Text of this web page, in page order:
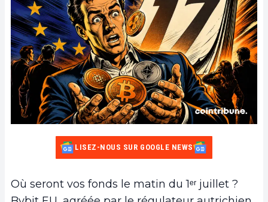
LISEZ-NOUS SUR GOOGLE NEWS
Où seront vos fonds le matin du 1ᵉʳ juillet ?